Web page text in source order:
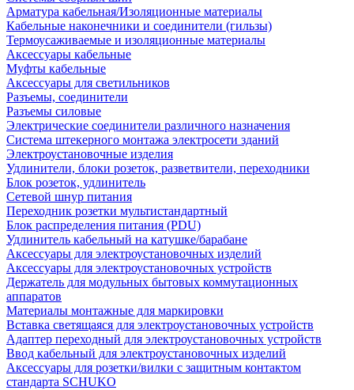
Арматура кабельная/Изоляционные материалы
Кабельные наконечники и соединители (гильзы)
Термоусаживаемые и изоляционные материалы
Аксессуары кабельные
Муфты кабельные
Аксессуары для светильников
Разъемы, соединители
Разъемы силовые
Электрические соединители различного назначения
Система штекерного монтажа электросети зданий
Электроустановочные изделия
Удлинители, блоки розеток, разветвители, переходники
Блок розеток, удлинитель
Сетевой шнур питания
Переходник розетки мультистандартный
Блок распределения питания (PDU)
Удлинитель кабельный на катушке/барабане
Аксессуары для электроустановочных изделий
Аксессуары для электроустановочных устройств
Держатель для модульных бытовых коммутационных
аппаратов
Материалы монтажные для маркировки
Вставка светящаяся для электроустановочных устройств
Адаптер переходный для электроустановочных устройств
Ввод кабельный для электроустановочных изделий
Аксессуары для розетки/вилки с защитным контактом
стандарта SCHUKO